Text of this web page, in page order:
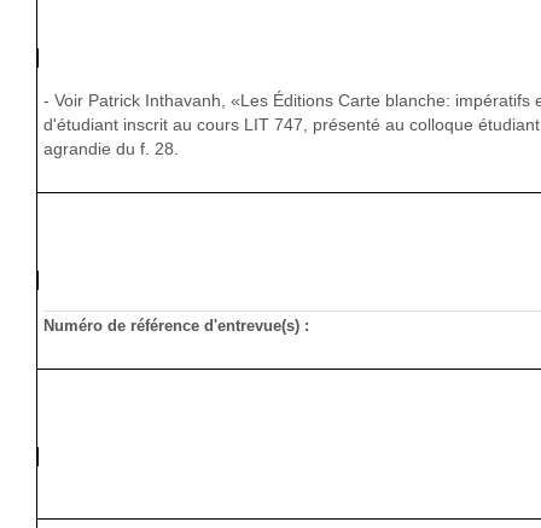
- Voir Patrick Inthavanh, «Les Éditions Carte blanche:
d'étudiant inscrit au cours LIT 747, présenté au colloque
agrandie du f. 28.
Numéro de référence d'entrevue(s) :